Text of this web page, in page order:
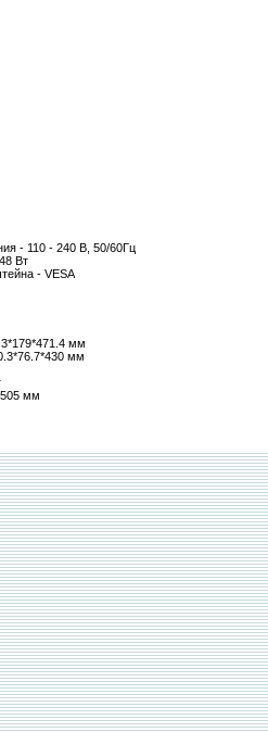
- 110 - 240 В, 50/60Гц
Вт
- VESA
мм
мм
мм